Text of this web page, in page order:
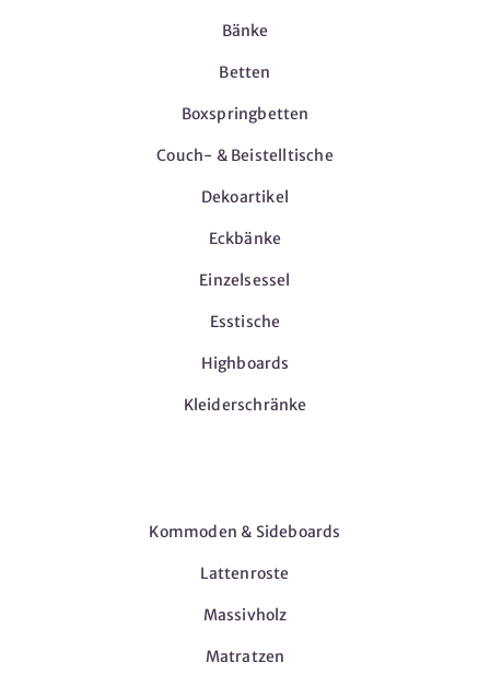
Bänke
Betten
Boxspringbetten
Couch- & Beistelltische
Dekoartikel
Eckbänke
Einzelsessel
Esstische
Highboards
Kleiderschränke
Kommoden & Sideboards
Lattenroste
Massivholz
Matratzen